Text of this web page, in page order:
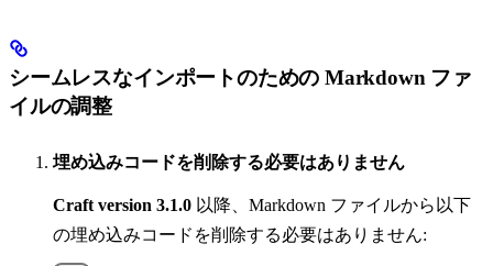
シームレスなインポートのための Markdown ファ
イルの調整
埋め込みコードを削除する必要はありません
Craft version 3.1.0 以降、Markdown ファイルから以下
の埋め込みコードを削除する必要はありません: